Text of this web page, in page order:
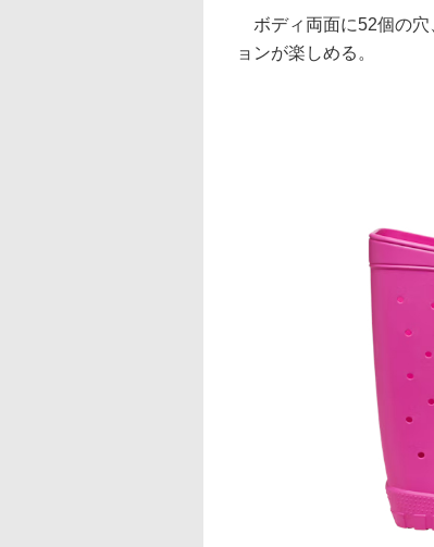
ボディ両面に52個の穴
ョンが楽しめる。